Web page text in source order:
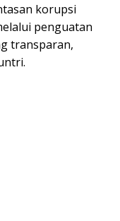
korupsi
penguatan
transparan,